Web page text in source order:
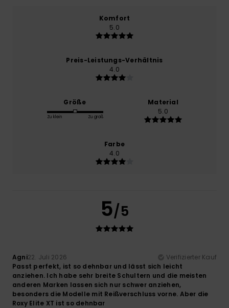
Komfort
5.0
Preis-Leistungs-Verhältnis
4.0
Größe
Zu klein Zu groß
Material
5.0
Farbe
4.0
5/5
Agni22. Juli 2026
Verifizierter Kauf
Passt perfekt, ist so dehnbar und lässt sich leicht
anziehen. Ich habe sehr breite Schultern und die meisten
anderen Marken lassen sich nur schwer anziehen,
besonders die Modelle mit Reißverschluss vorne. Aber die
Roxy Elite XT ist so dehnbar